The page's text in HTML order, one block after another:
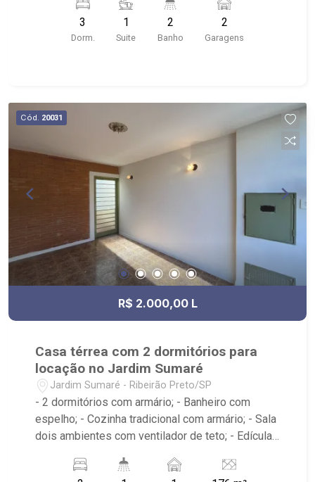
Josemar Grill, Jasmin Restaurante, Burguer King
3
Dorm.
1
Suite
2
Banho
2
Garagens
Cód. 20031
R$ 2.000,00 L
Casa térrea com 2 dormitórios para
locação no Jardim Sumaré
Jardim Sumaré - Ribeirão Preto/SP
- 2 dormitórios com armário; - Banheiro com
espelho; - Cozinha tradicional com armário; - Sala
dois ambientes com ventilador de teto; - Edícula;
cimentado; - Próximo a avenida Itatiaia, Anshin